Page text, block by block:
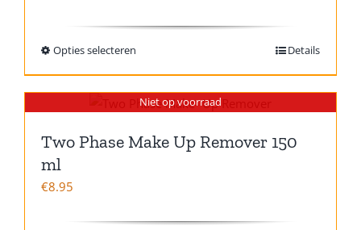
Opties selecteren Details
Niet op voorraad
Two Phase Make Up Remover 150
ml
€8.95